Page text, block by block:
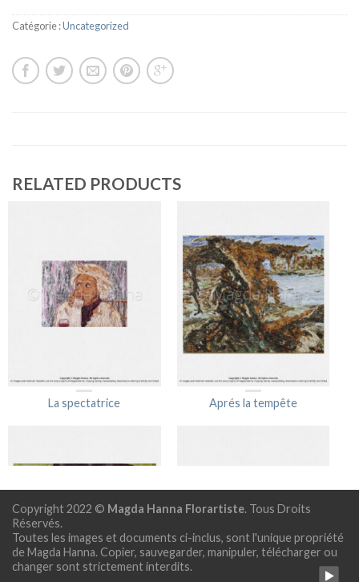
Catégorie :Uncategorized
RELATED PRODUCTS
La spectatrice Aprés la tempête
Copyright 2022 © Magda Hanna Florartiste. Tous Droits
Réservés.
Toutes les images et documents ci-inclus, sont l'unique propriété
de Magda Hanna. Copier, sauvegarder, manipuler, télécharger ou
changer sont strictement interdits.